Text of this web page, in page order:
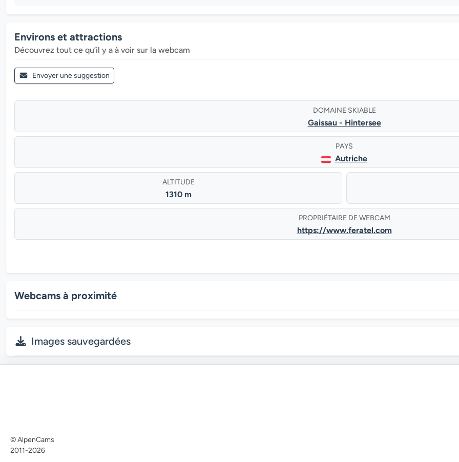
Environs et attractions
Découvrez tout ce qu’il y a à voir sur la webcam
Envoyer une suggestion
DOMAINE SKIABLE
Gaissau - Hintersee
PAYS
Autriche
ALTITUDE
1310 m
PROPRIÉTAIRE DE WEBCAM
https://www.feratel.com
Webcams à proximité
Images sauvegardées
© AlpenCams
2011-2026